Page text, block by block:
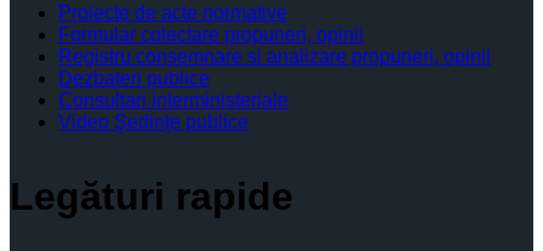
Proiecte de acte normative
Formular colectare propuneri, opinii
Registru consemnare si analizare propuneri, opinii
Dezbateri publice
Consultari interministeriale
Video Şedinţe publice
Legături rapide